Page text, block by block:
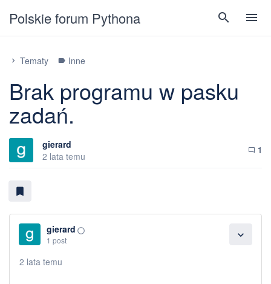
Polskie forum Pythona search menu
chevron_right Tematy label Inne
Brak programu w pasku
zadań.
gierard
2 lata temu
chat_bubble_outline 1
bookmark
expand_more
gierard panorama_fish_eye
1 post
2 lata temu